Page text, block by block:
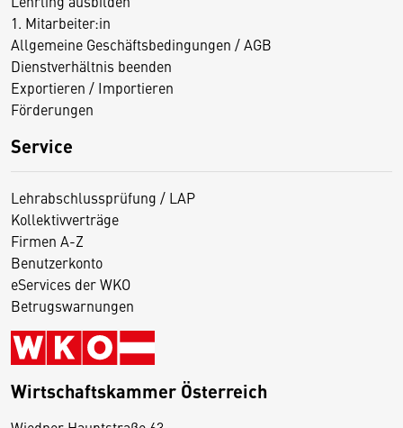
1. Mitarbeiter:in
Allgemeine Geschäftsbedingungen / AGB
Dienstverhältnis beenden
Exportieren / Importieren
Förderungen
Service
Lehrabschlussprüfung / LAP
Kollektivverträge
Firmen A-Z
Benutzerkonto
eServices der WKO
Betrugswarnungen
Wirtschaftskammer Österreich